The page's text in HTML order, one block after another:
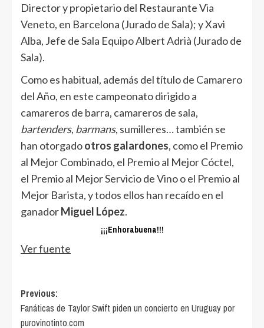
Director y propietario del Restaurante Via
Veneto, en Barcelona (Jurado de Sala); y ⁠Xavi
Alba, Jefe de Sala Equipo Albert Adrià (Jurado de
Sala).
Como es habitual, además del título de Camarero
del Año, en este campeonato dirigido a
camareros de barra, camareros de sala,
bartenders, barmans, sumilleres… también se
han otorgadootros galardones, como el Premio
al Mejor Combinado, el Premio al Mejor Cóctel,
el Premio al Mejor Servicio de Vino o el Premio al
Mejor Barista, y todos ellos han recaído en el
ganadorMiguel López.
¡¡¡Enhorabuena!!!
Ver fuente
Post
navigation
Previous:
Fanáticas de Taylor Swift piden un concierto en Uruguay por
purovinotinto.com